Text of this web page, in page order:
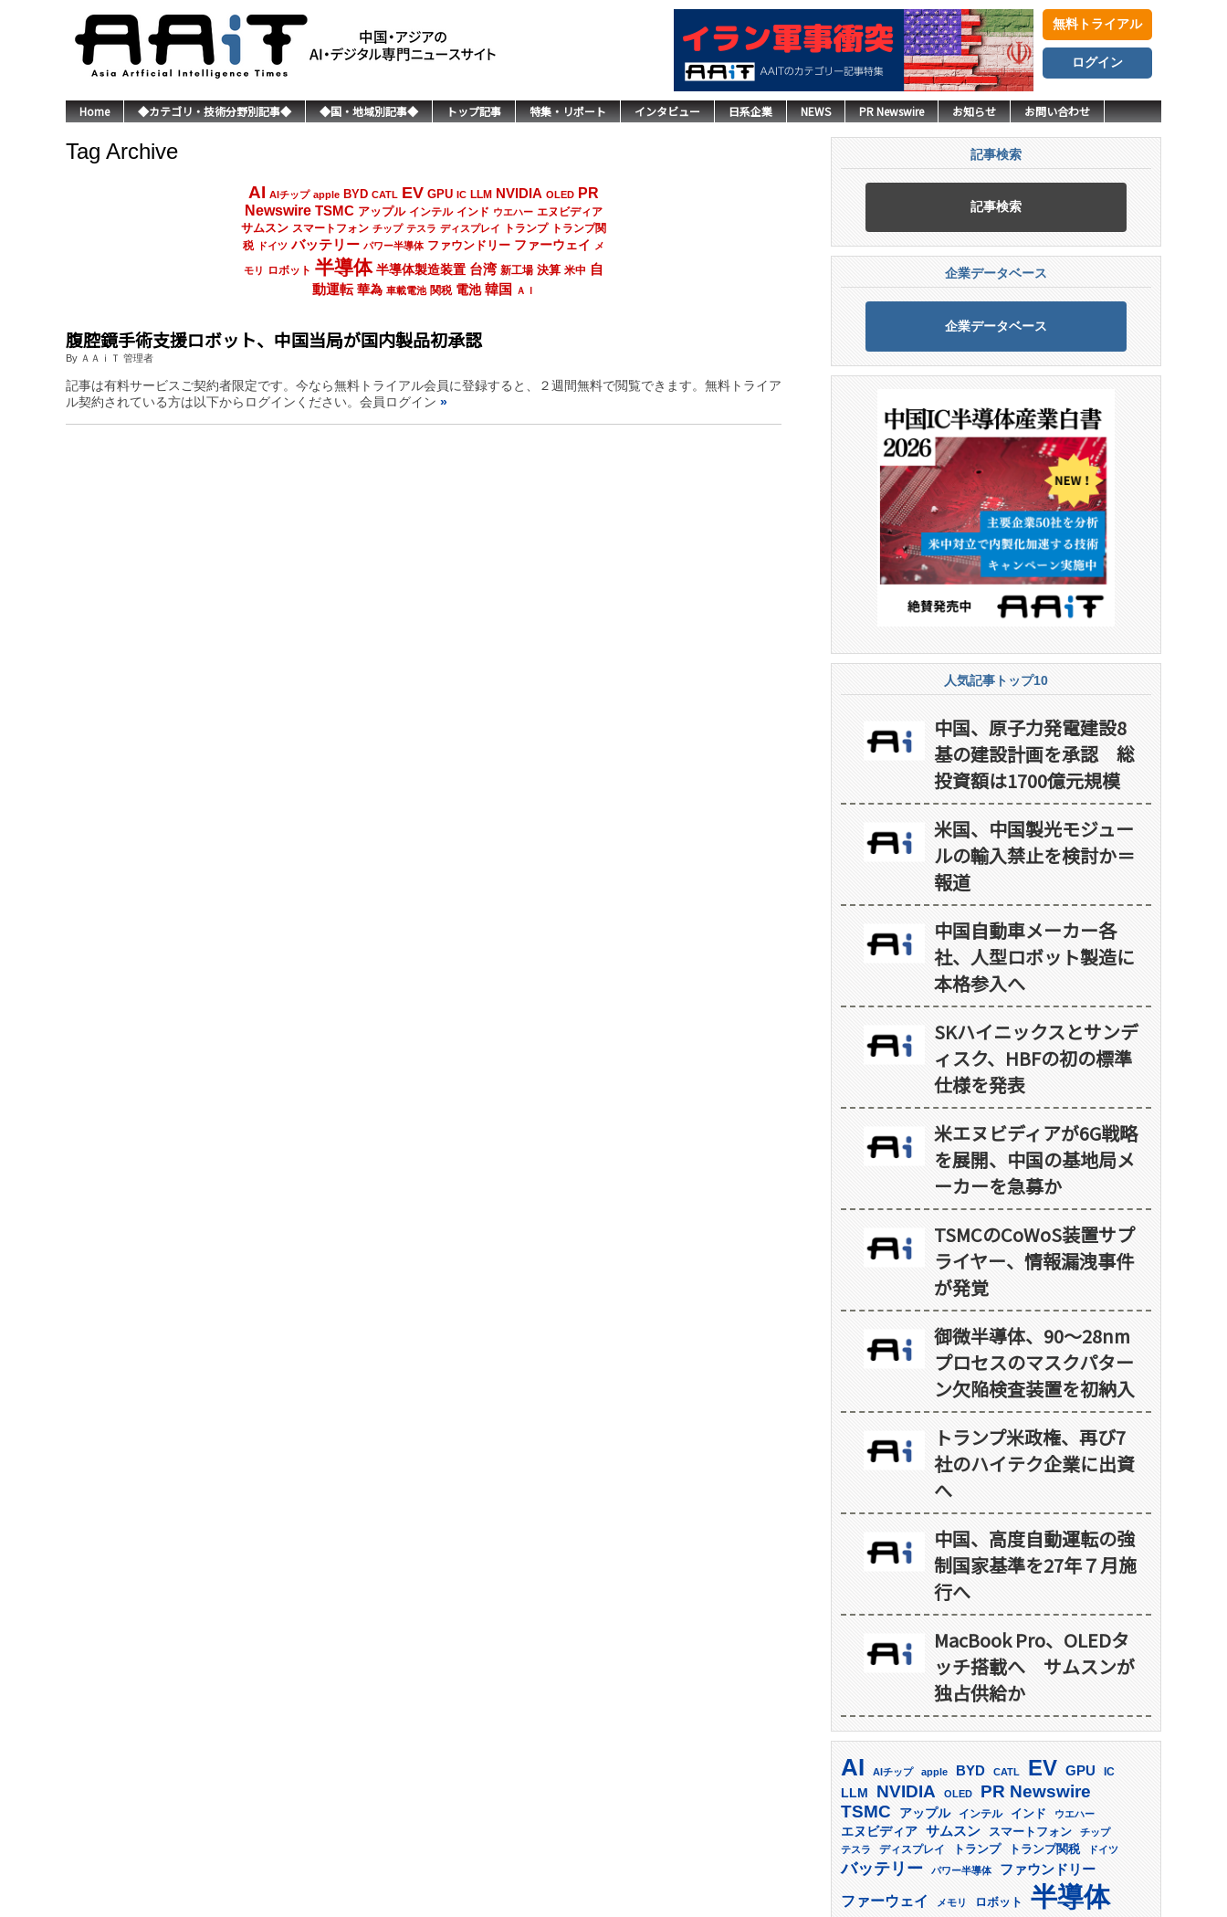
無料トライアル
ログイン
Home ◆カテゴリ・技術分野別記事◆ ◆国・地域別記事◆ トップ記事 特集・リポート インタビュー 日系企業 NEWS PR Newswire お知らせ お問い合わせ
Tag Archive
AI AIチップ apple BYD CATL EV GPU IC LLM NVIDIA OLED PR
Newswire TSMC アップル インテル インド ウエハー エヌビディア
サムスン スマートフォン チップ テスラ ディスプレイ トランプ
トランプ関
税
ドイツ バッテリー パワー半導体 ファウンドリー ファーウェイ メ
モリ ロボット 半導体 半導体製造装置 台湾 新工場 決算 米中 自
動運転 華為 車載電池 関税 電池 韓国 ＡＩ
腹腔鏡手術支援ロボット、中国当局が国内製品初承認
By ＡＡｉＴ 管理者
記事は有料サービスご契約者限定です。今なら無料トライアル会員に登録すると、２週間無料で閲覧できます。無料トライア
ル契約されている方は以下からログインください。会員ログイン »
記事検索
記事検索
企業データベース
企業データベース
人気記事トップ10
中国、原子力発電建設8
基の建設計画を承認 総
投資額は1700億元規模
米国、中国製光モジュー
ルの輸入禁止を検討か＝
報道
中国自動車メーカー各
社、人型ロボット製造に
本格参入へ
SKハイニックスとサンデ
ィスク、HBFの初の標準
仕様を発表
米エヌビディアが6G戦略
を展開、中国の基地局メ
ーカーを急募か
TSMCのCoWoS装置サプ
ライヤー、情報漏洩事件
が発覚
御微半導体、90～28nm
プロセスのマスクパター
ン欠陥検査装置を初納入
トランプ米政権、再び7
社のハイテク企業に出資
へ
中国、高度自動運転の強
制国家基準を27年７月施
行へ
MacBook Pro、OLEDタ
ッチ搭載へ サムスンが
独占供給か
AI AIチップ apple BYD CATL EV GPU IC
LLM NVIDIA OLED PR Newswire
TSMC アップル インテル インド ウエハー
エヌビディア サムスン スマートフォン
チップ
テスラ
ディスプレイ トランプ トランプ関税 ドイツ
バッテリー パワー半導体 ファウンドリー
ファーウェイ メモリ ロボット 半導体